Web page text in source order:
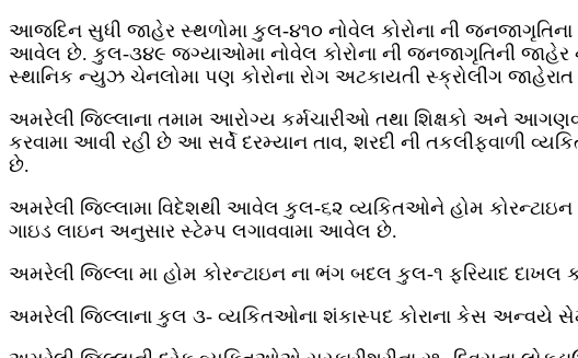
આજદિન સુધી જાહેર સ્‍થળોમા કુલ-૪૧૦ નોવેલ કોરોના ની
આવેલ છે. કુલ-૩૪૯ જગ્‍યાઓમા નોવેલ કોરોના ની જનજાગૃતિની
સ્‍થાનિક ન્‍યુઝ ચેનલોમા પણ કોરોના રોગ અટકાયતી સ્‍ક્રોલીંગ
અમરેલી જિલ્‍લાના તમામ આરોગ્‍ય કર્મચારીઓ તથા શિક્ષકો અને
કરવામા આવી રહી છે આ સર્વે દરમ્‍યાન તાવ, શરદી ની તકલીફવાળી
છે.
અમરેલી જિલ્‍લામા વિદેશથી આવેલ કુલ-૬૨ વ્‍યકિતઓને હોમ
ગાઇડ લાઇન અનુસાર સ્‍ટેમ્‍પ લગાવવામા આવેલ છે.
અમરેલી જિલ્‍લા મા હોમ કોરન્‍ટાઇન ના ભંગ બદલ કુલ-૧ ફરિયાદ દાખલ
અમરેલી જિલ્‍લાના કુલ ૩- વ્‍યકિતઓના શંકાસ્‍૫દ કોરાના કેસ